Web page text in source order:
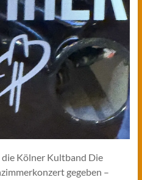
Kölner Kultband Die
gegeben –